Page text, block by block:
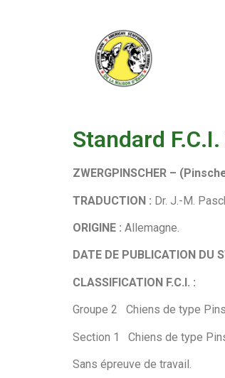
Standard
ZWERGPINSCHER –
TRADUCTION : Dr. J.-M.
ORIGINE : Allemagne.
DATE DE PUBLICATION DU
CLASSIFICATION F.C.I. :
Groupe 2 Chiens de type
Section 1 Chiens de type
Sans épreuve de travail.